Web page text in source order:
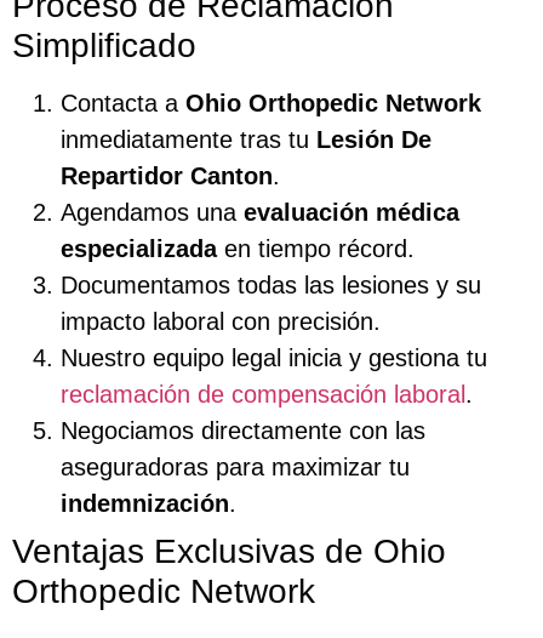
Simplificado
Contacta a Ohio Orthopedic Network
inmediatamente tras tu Lesión De
Repartidor Canton.
Agendamos una evaluación médica
especializadaen tiempo récord.
Documentamos todas las lesiones y su
impacto laboral con precisión.
Nuestro equipo legal inicia y gestiona tu
reclamación de compensación laboral .
Negociamos directamente con las
aseguradoras para maximizar tu
indemnización.
Ventajas Exclusivas de Ohio
Orthopedic Network